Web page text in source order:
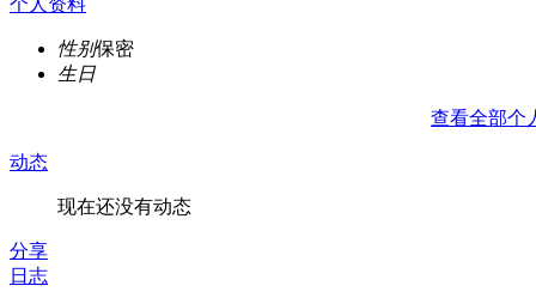
性别保密
生日
查看全部个
动态
现在还没有动态
分享
日志